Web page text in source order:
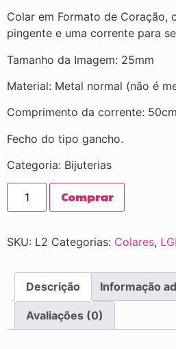
Colar em Formato de Coração,
pingente e uma corrente para
Tamanho da Imagem: 25mm
Material: Metal normal (não é
Comprimento da corrente: 50cm
Fecho do tipo gancho.
Categoria: Bijuterias
Comprar
SKU: L2 Categorias: Colares,
Descrição Informação
Avaliações (0)